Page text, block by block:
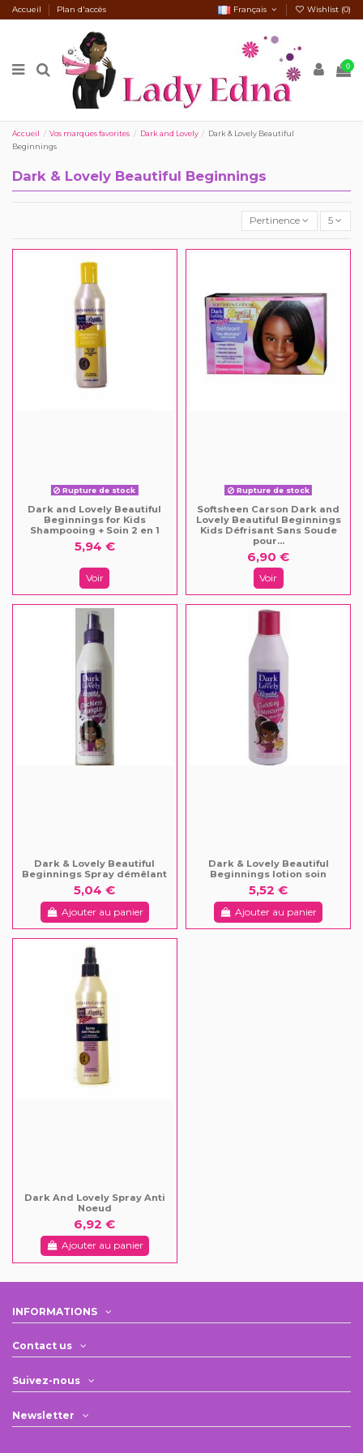
Accueil Plan d'accès Français Wishlist (0)
0
Accueil Vos marques favorites Dark and Lovely
Dark & Lovely Beautiful
Beginnings
Dark & Lovely Beautiful Beginnings
Pertinence 5
Rupture de stock
Dark and Lovely Beautiful
Beginnings for Kids
Shampooing + Soin 2 en 1
5,94 €
Voir
Rupture de stock
Softsheen Carson Dark and
Lovely Beautiful Beginnings
Kids Défrisant Sans Soude
pour...
6,90 €
Voir
Dark & Lovely Beautiful
Beginnings Spray démêlant
5,04 €
Ajouter au panier
Dark & Lovely Beautiful
Beginnings lotion soin
5,52 €
Ajouter au panier
Dark And Lovely Spray Anti
Noeud
6,92 €
Ajouter au panier
INFORMATIONS
Contact us
Suivez-nous
Newsletter